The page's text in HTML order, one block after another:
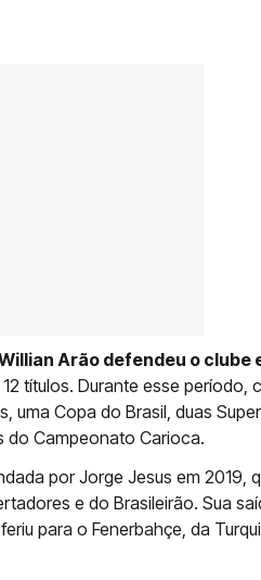
Arão defendeu o clube
títulos. Durante esse período,
uma Copa do Brasil, duas
do Campeonato Carioca.
por Jorge Jesus em 2019,
e do Brasileirão. Sua
para o Fenerbahçe, da